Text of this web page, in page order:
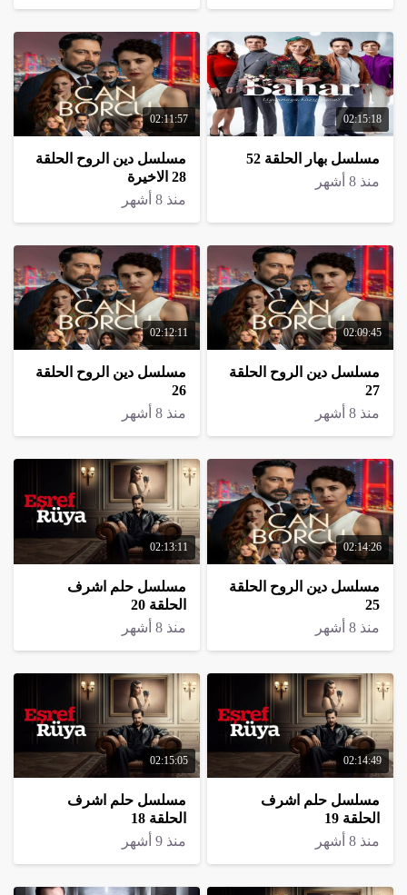
02:15:18
مسلسل بهار الحلقة 52
منذ 8 أشهر
02:11:57
مسلسل دين الروح الحلقة
28 الاخيرة
منذ 8 أشهر
02:09:45
مسلسل دين الروح الحلقة
27
منذ 8 أشهر
02:12:11
مسلسل دين الروح الحلقة
26
منذ 8 أشهر
02:14:26
مسلسل دين الروح الحلقة
25
منذ 8 أشهر
02:13:11
مسلسل حلم اشرف
الحلقة 20
منذ 8 أشهر
02:14:49
مسلسل حلم اشرف
الحلقة 19
منذ 8 أشهر
02:15:05
مسلسل حلم اشرف
الحلقة 18
منذ 9 أشهر